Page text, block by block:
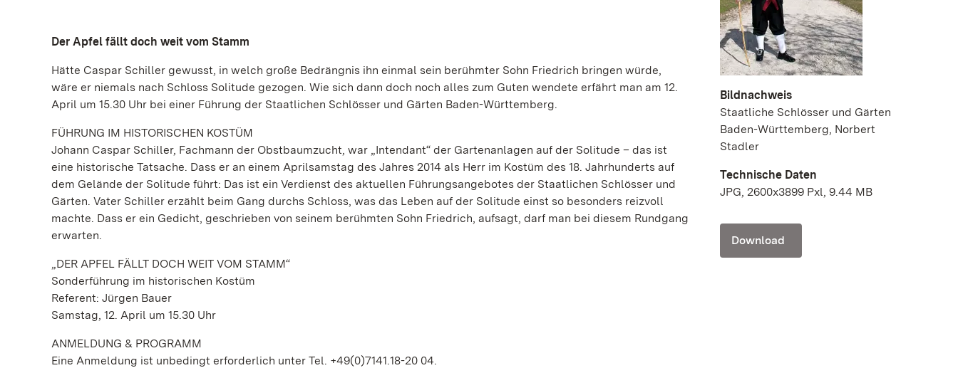
Der Apfel fällt doch weit vom Stamm
Hätte Caspar Schiller gewusst, in welch große Bedrängnis ihn einmal sein berühmter Sohn Friedrich bringen würde,
wäre er niemals nach Schloss Solitude gezogen. Wie sich dann doch noch alles zum Guten wendete erfährt man am 12.
April um 15.30 Uhr bei einer Führung der Staatlichen Schlösser und Gärten Baden-Württemberg.
FÜHRUNG IM HISTORISCHEN KOSTÜM
Johann Caspar Schiller, Fachmann der Obstbaumzucht, war „Intendant“ der Gartenanlagen auf der Solitude – das ist
eine historische Tatsache. Dass er an einem Aprilsamstag des Jahres 2014 als Herr im Kostüm des 18. Jahrhunderts auf
dem Gelände der Solitude führt: Das ist ein Verdienst des aktuellen Führungsangebotes der Staatlichen Schlösser und
Gärten. Vater Schiller erzählt beim Gang durchs Schloss, was das Leben auf der Solitude einst so besonders reizvoll
machte. Dass er ein Gedicht, geschrieben von seinem berühmten Sohn Friedrich, aufsagt, darf man bei diesem Rundgang
erwarten.
„DER APFEL FÄLLT DOCH WEIT VOM STAMM“
Sonderführung im historischen Kostüm
Referent: Jürgen Bauer
Samstag, 12. April um 15.30 Uhr
ANMELDUNG & PROGRAMM
Eine Anmeldung ist unbedingt erforderlich unter Tel. +49(0)7141.18-20 04.
Bildnachweis
Staatliche Schlösser und Gärten
Baden-Württemberg, Norbert
Stadler
Technische Daten
JPG, 2600x3899 Pxl, 9.44 MB
Download